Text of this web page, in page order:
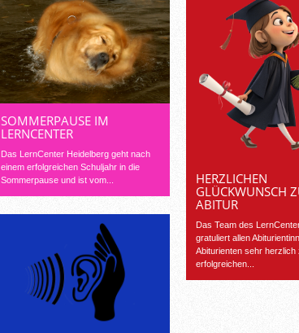
SOMMERPAUSE IM
LERNCENTER
Das LernCenter Heidelberg geht nach
einem erfolgreichen Schuljahr in die
Sommerpause und ist vom...
HERZLICHEN
GLÜCKWUNSCH
ABITUR
Das Team des
gratuliert allen
Abiturienten sehr herzlich
erfolgreichen...